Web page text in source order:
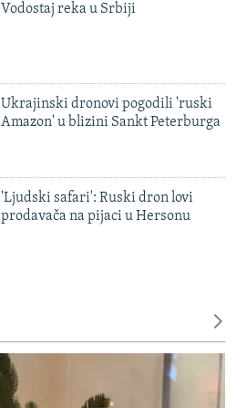
Vodostaj reka u Srbiji
Ukrajinski dronovi pogodili 'ruski
Amazon' u blizini Sankt Peterburga
'Ljudski safari': Ruski dron lovi
prodavača na pijaci u Hersonu